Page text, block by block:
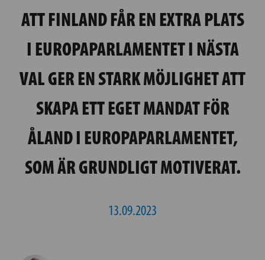
ATT FINLAND FÅR EN EXTRA PLATS
I EUROPAPARLAMENTET I NÄSTA
VAL GER EN STARK MÖJLIGHET ATT
SKAPA ETT EGET MANDAT FÖR
ÅLAND I EUROPAPARLAMENTET,
SOM ÄR GRUNDLIGT MOTIVERAT.
13.09.2023